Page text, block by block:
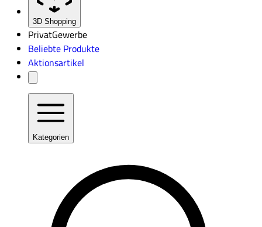
3D Shopping
PrivatGewerbe
Beliebte Produkte
Aktionsartikel
Kategorien